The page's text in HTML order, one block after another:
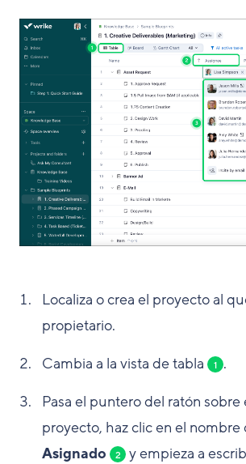
Localiza o crea el proyecto al
propietario.
Cambia a la vista de tabla
1 .
Pasa el puntero del ratón
proyecto, haz clic en el nombre
Asignado
2
y empieza a